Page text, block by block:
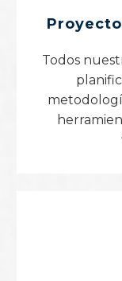
Todos